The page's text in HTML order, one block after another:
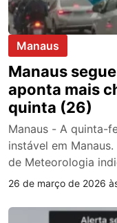
Manaus
Manaus
aponta mais
quinta (26)
Manaus - A quinta-
instável em
de Meteorologia
26 de março de 2026